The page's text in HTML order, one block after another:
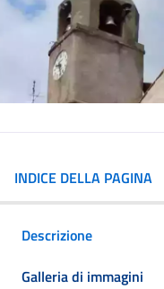
INDICE DELLA PAGINA
Descrizione
Galleria di immagini